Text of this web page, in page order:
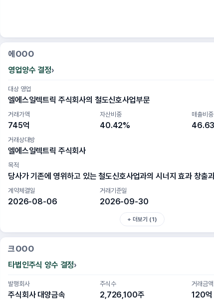
에OOO
영업양수 결정
대상 영업
엘에스일렉트릭 주식회사의 철도신호사업부문
거래가액
745억
자산비중
40.42%
매출비중
거래상대방
엘에스일렉트릭 주식회사
목적
당사가 기존에 영위하고 있는 철도신호사업과의 시너지 효과 창출
계약체결일
2026-08-06
거래기준일
2026-09-30
+ 더보기 (1)
크OOO
타법인주식 양수 결정
발행회사
주식회사 대양금속
주식수
2,726,100주
거래금액
120억